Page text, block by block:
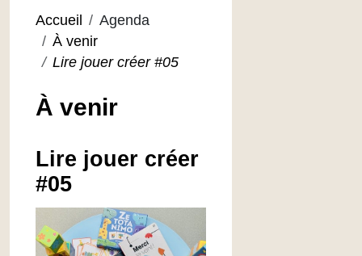
Accueil
Agenda
À venir
Lire jouer créer #05
À venir
Lire jouer créer
#05